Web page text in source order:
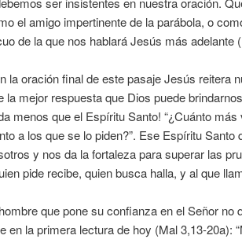
el amigo impertinente de la parábola, o
de la que nos hablará Jesús más adelante
la oración final de este pasaje Jesús reitera
la mejor respuesta que Dios puede
menos que el Espíritu Santo! “¿Cuánto
a los que se lo piden?”. Ese Espíritu
y nos da la fortaleza para superar las
pide recibe, quien busca halla, y al que
que pone su confianza en el Señor no
en la primera lectura de hoy (Mal 3,13-20a):